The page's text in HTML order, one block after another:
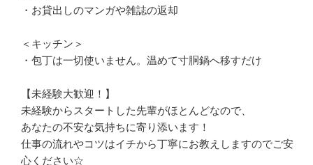
・お貸出しのマンガや雑誌の返却
＜キッチン＞
・包丁は一切使いません。温めて寸胴鍋へ移すだけ
【未経験大歓迎！】
未経験からスタートした先輩がほとんどなので、
あなたの不安な気持ちに寄り添います！
仕事の流れやコツはイチから丁寧にお教えしますのでご安
心ください☆